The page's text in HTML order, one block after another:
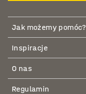
Jak możemy pomóc?
Inspiracje
O nas
Regulamin